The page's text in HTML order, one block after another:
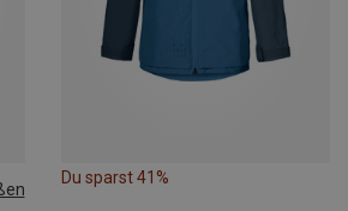
Du sparst 41%